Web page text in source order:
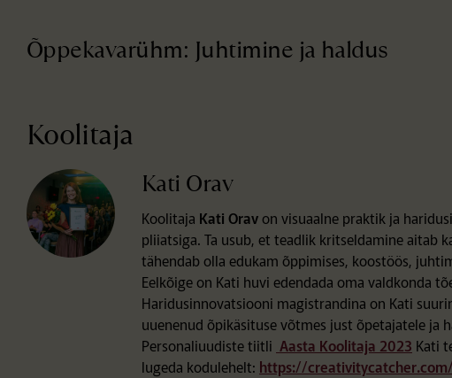
Õppekavarühm: Juhtimine ja haldus
Koolitaja
Kati Orav
Koolitaja Kati Oravon visuaalne praktik ja
pliiatsiga. Ta usub, et teadlik kritseldamine aitab
tähendab olla edukam õppimises, koostöös,
Eelkõige on Kati huvi edendada oma valdkonda
Haridusinnovatsiooni magistrandina on Kati
uuenenud õpikäsituse võtmes just õpetajatele ja
Personaliuudiste tiitli Aasta Koolitaja 2023 Kati
lugeda kodulehelt: https://creativitycatcher.com/